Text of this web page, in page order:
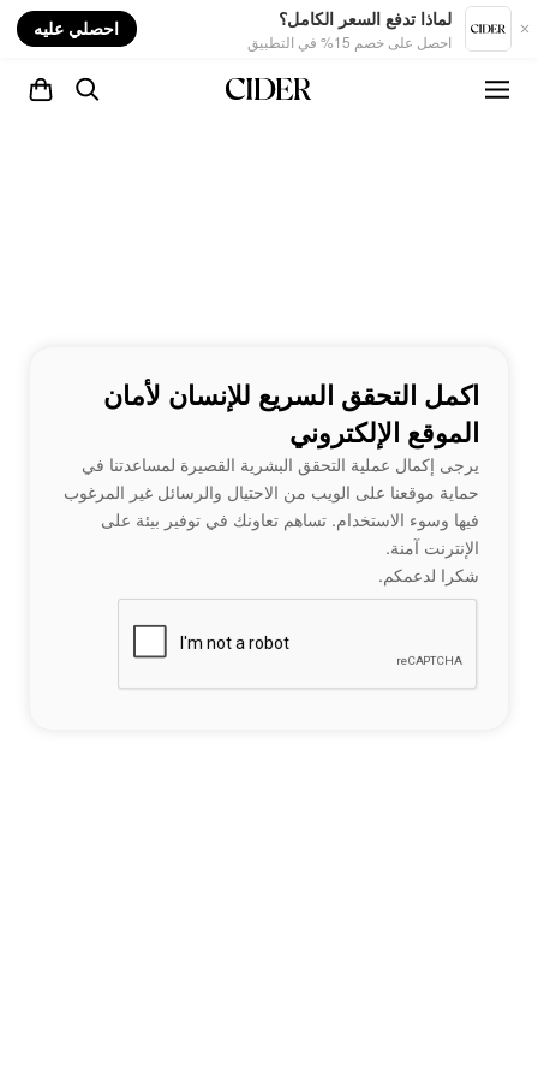
لماذا تدفع السعر الكامل؟
احصل على خصم 15% في التطبيق
احصلي عليه
اكمل التحقق السريع للإنسان لأمان
الموقع الإلكتروني
يرجى إكمال عملية التحقق البشرية القصيرة لمساعدتنا في
حماية موقعنا على الويب من الاحتيال والرسائل غير المرغوب
فيها وسوء الاستخدام. تساهم تعاونك في توفير بيئة على
الإنترنت آمنة.
شكرا لدعمكم.